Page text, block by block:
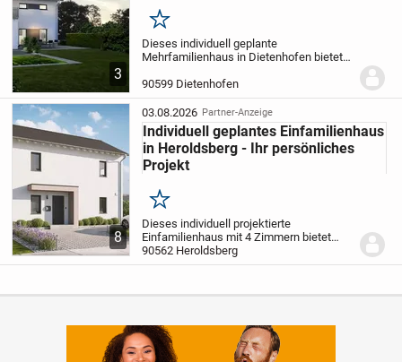
3
Merken
Dieses individuell geplante
Mehrfamilienhaus in Dietenhofen bietet
Grundstück von 620 m² ein Höchstmaß
an Flexibilität und Wohnkultur. Sie können
Gestaltung und...
90599 Dietenhofen
8
03.08.2026 Partner-Anzeige
Individuell geplantes Einfamilienhaus
in Heroldsberg - Ihr persönliches
Projekt
Merken
Dieses individuell projektierte
Einfamilienhaus mit 4 Zimmern bietet
Ihnen auf einer Wohnfläche von 143,26
m² und einem Grundstück von 461 m² ein
Wünsche anpassen...
90562 Heroldsberg